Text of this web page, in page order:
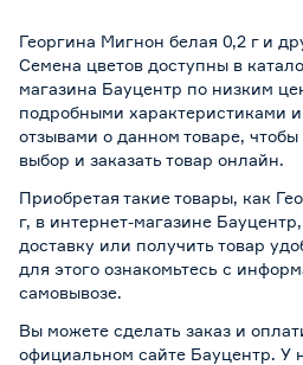
Георгина Мигнон белая 0,2 г и
Семена цветов доступны в
магазина Бауцентр по низким
подробными характеристиками
отзывами о данном товаре,
выбор и заказать товар онлайн.
Приобретая такие товары, как
г, в интернет-магазине
доставку или получить товар
для этого ознакомьтесь с
самовывозе.
Вы можете сделать заказ и
официальном сайте Бауцентр. У